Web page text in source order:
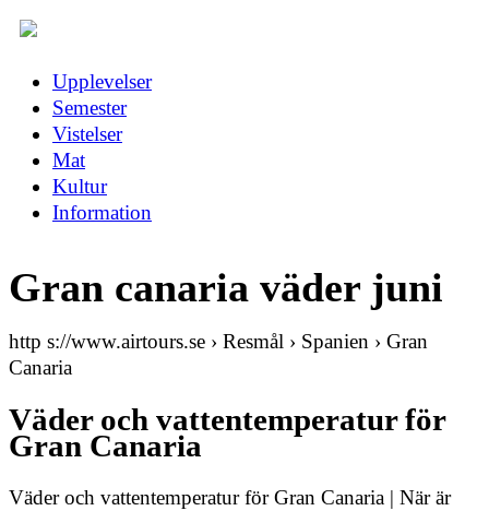
Upplevelser
Semester
Vistelser
Mat
Kultur
Information
Gran canaria väder juni
http s://www.airtours.se › Resmål › Spanien › Gran
Canaria
Väder och vattentemperatur för
Gran Canaria
Väder och vattentemperatur för Gran Canaria | När är